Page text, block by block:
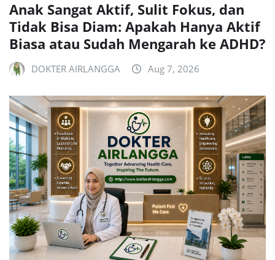
Anak Sangat Aktif, Sulit Fokus, dan
Tidak Bisa Diam: Apakah Hanya Aktif
Biasa atau Sudah Mengarah ke ADHD?
DOKTER AIRLANGGA Aug 7, 2026